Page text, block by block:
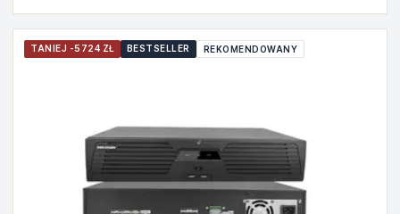
TANIEJ -5724 ZŁ BESTSELLER REKOMENDOWANY